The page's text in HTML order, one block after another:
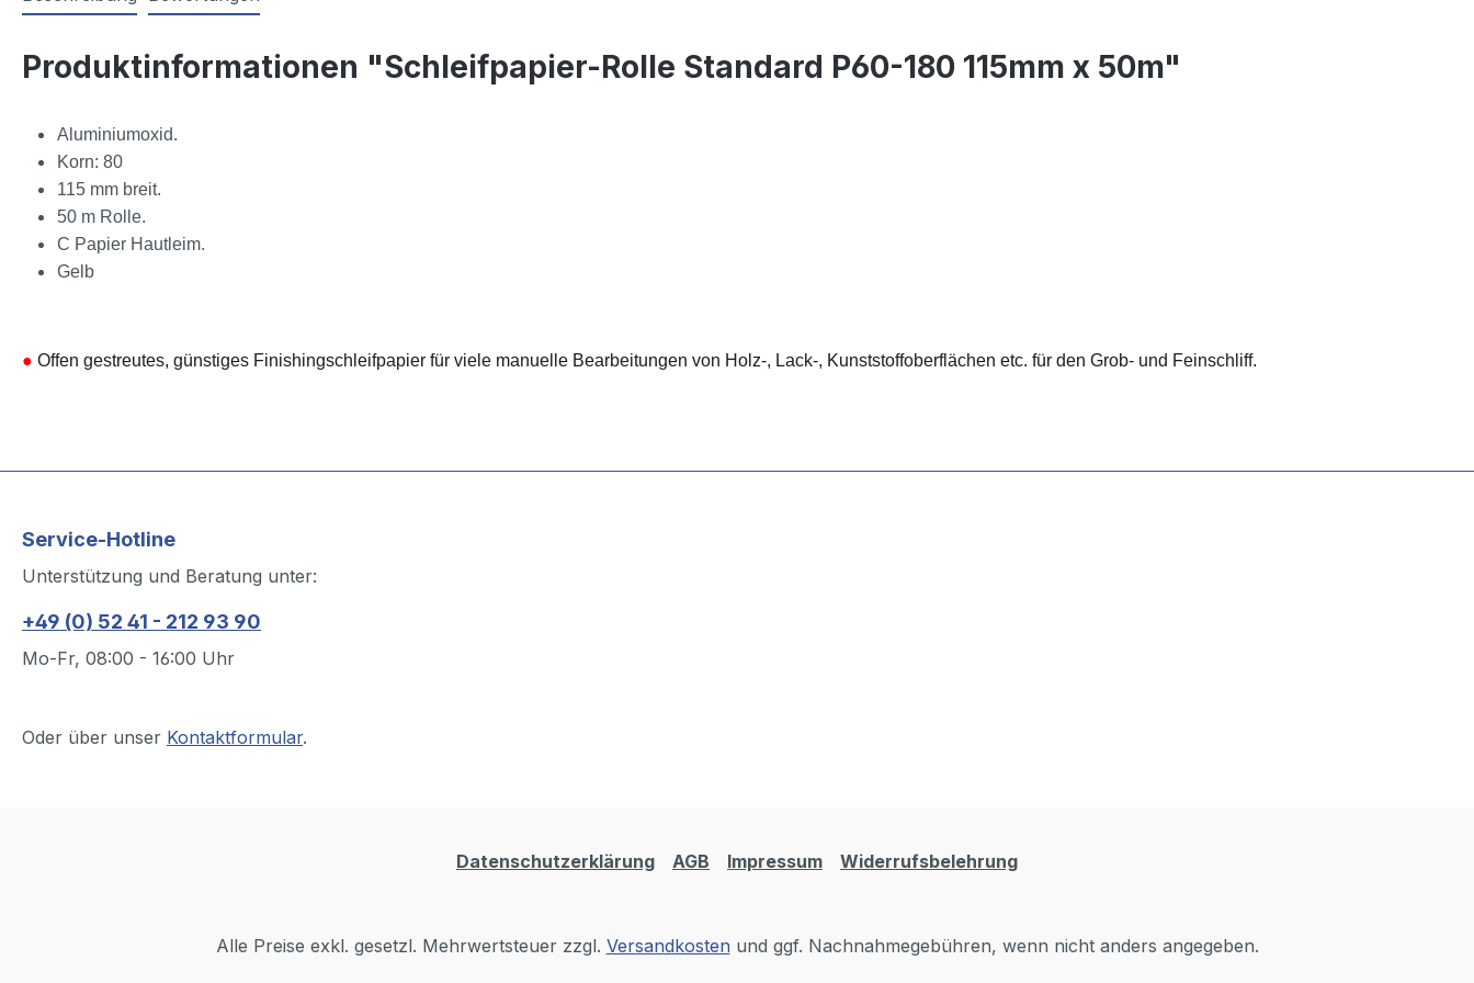
Produktinformationen "Schleifpapier-Rolle Standard P60-180 115mm x 50m"
Aluminiumoxid.
Korn: 80
115 mm breit.
50 m Rolle.
C Papier Hautleim.
Gelb
● Offen gestreutes, günstiges Finishingschleifpapier für viele manuelle Bearbeitungen von Holz-, Lack-, Kunststoffoberflächen etc. für den Grob- und Feinschliff.
Service-Hotline
Unterstützung und Beratung unter:
+49 (0) 52 41 - 212 93 90
Mo-Fr, 08:00 - 16:00 Uhr
Oder über unser Kontaktformular.
Datenschutzerklärung AGB Impressum Widerrufsbelehrung
Alle Preise exkl. gesetzl. Mehrwertsteuer zzgl. Versandkosten und ggf. Nachnahmegebühren, wenn nicht anders angegeben.